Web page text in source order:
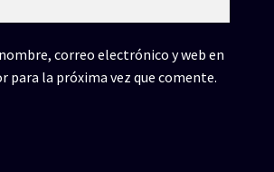
correo electrónico y web en
para la próxima vez que comente.